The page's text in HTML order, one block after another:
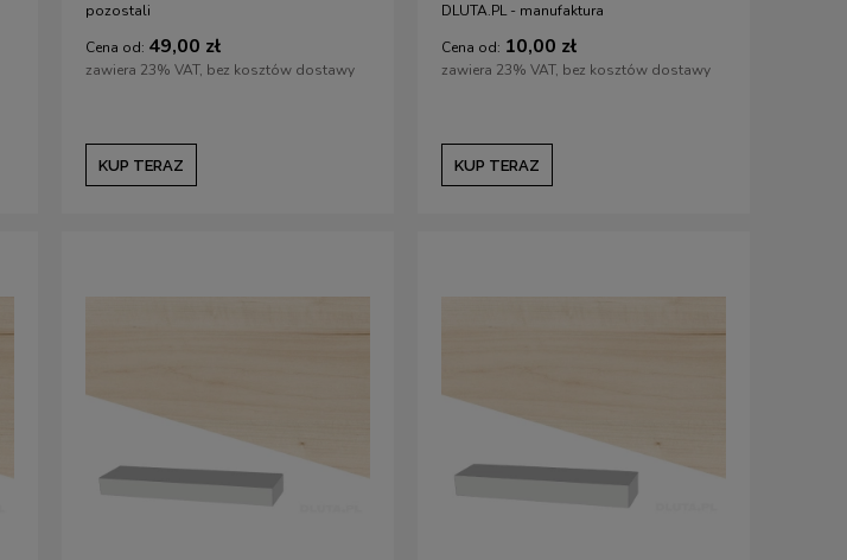
pozostali
Cena od: 49,00 zł
zawiera 23% VAT, bez kosztów dostawy
KUP TERAZ
DLUTA.PL - manufaktura
Cena od: 10,00 zł
zawiera 23% VAT, bez kosztów dostawy
KUP TERAZ